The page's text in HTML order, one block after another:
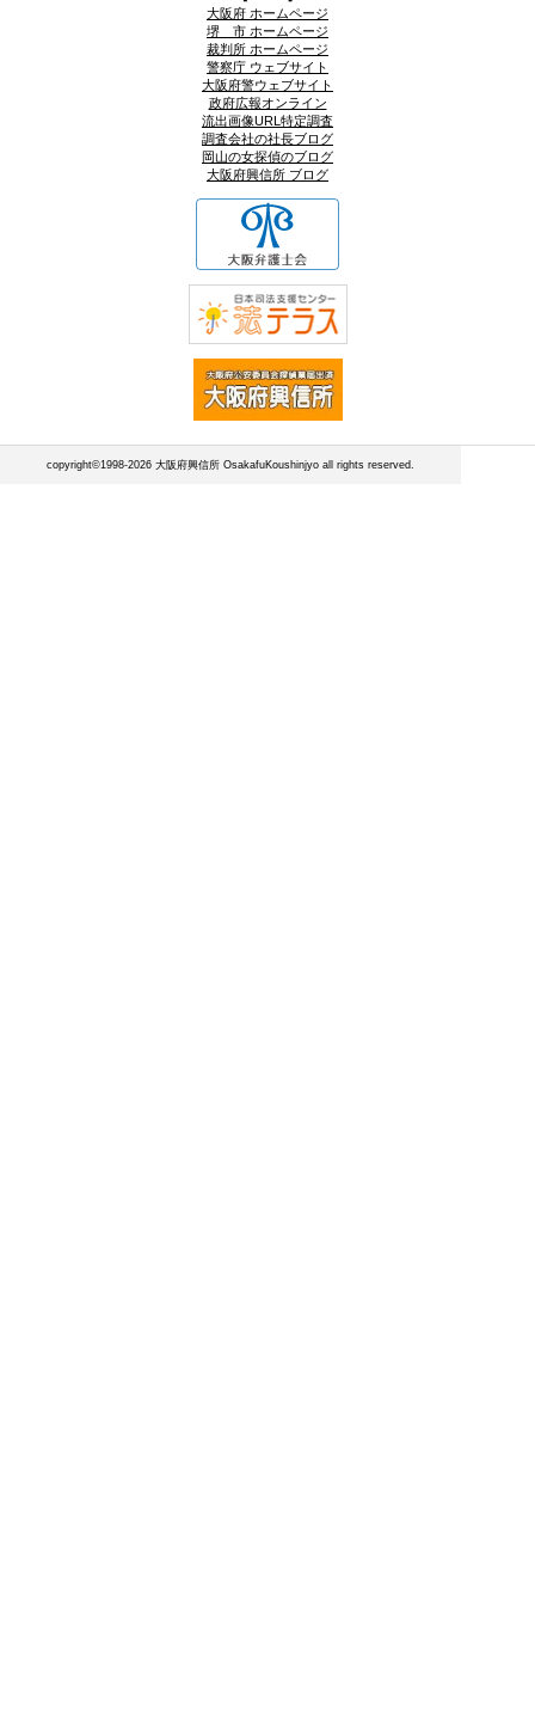
大阪府 ホームページ
堺 市 ホームページ
裁判所 ホームページ
警察庁 ウェブサイト
大阪府警ウェブサイト
政府広報オンライン
流出画像URL特定調査
調査会社の社長ブログ
岡山の女探偵のブログ
大阪府興信所 ブログ
copyright©1998-2026 大阪府興信所 OsakafuKoushinjyo all rights reserved.